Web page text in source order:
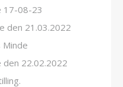
17-08-23
den 21.03.2022
22.02.2022